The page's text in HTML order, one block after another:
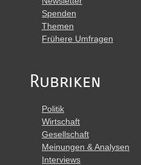
Spenden
Themen
Frühere Umfragen
Rubriken
Politik
Wirtschaft
Gesellschaft
Meinungen & Analysen
Interviews